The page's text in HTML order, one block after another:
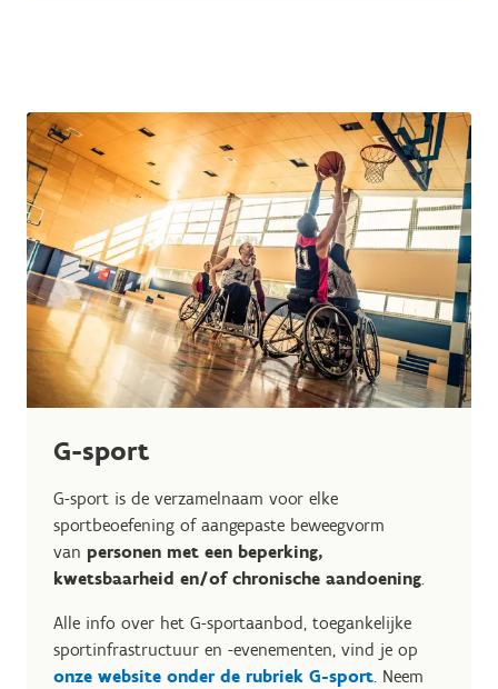
G-sport
G-sport is de verzamelnaam voor elke
sportbeoefening of aangepaste beweegvorm
van personen met een beperking,
kwetsbaarheid en/of chronische aandoening.
Alle info over het G-sportaanbod, toegankelijke
sportinfrastructuur en -evenementen, vind je op
onze website onder de rubriek G-sport. Neem